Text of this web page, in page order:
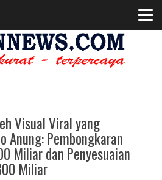
Visual Viral yang
Anung: Pembongkaran
Miliar dan Penyesuaian
Miliar